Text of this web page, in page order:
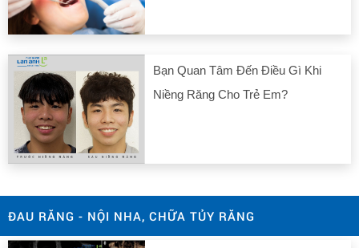
Bạn Quan Tâm Đến Điều Gì Khi
Niềng Răng Cho Trẻ Em?
ĐAU RĂNG - NỘI NHA, CHỮA TỦY RĂNG